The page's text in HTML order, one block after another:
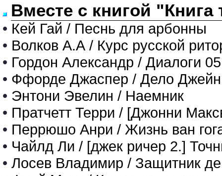
Вместе с книгой
• Кей Гай / Песнь для арбонны
• Волков А.А / Курс русской
• Гордон Александр / Диалоги
• Ффорде Джаспер / Дело
• Энтони Эвелин / Наемник
• Пратчетт Терри / [Джонни
• Перрюшо Анри / Жизнь ван
• Чайлд Ли / [джек ричер 2.]
• Лосев Владимир / Защитник